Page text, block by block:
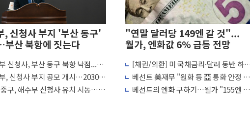
, 신청사 부지 '부산 동구'
산 북항에 짓는다
신청사, 부산 동구 북항 낙점...교
고 기관 밀집
, 신청사 부지 공모 개시…2030년
정
구, 해수부 신청사 유치 시동…주
"연말 달러당 149엔 갈 것"...
월가, 엔화값 6% 급등 전망
[채권/외환] 미 국채금리·달러 동반 하
락…유가 안정에 9월 금리 인상 기대 '후
퇴'
베선트 美재무 "원화 등 亞 통화 안정 위
해 엔화 매수 개입"
베선트의 엔화 구하기…월가 "155엔 못
족구병이 다시 유행합니다.
처, 기업 3만1000곳 경제통계조사
해병대, 한반도 지형서 FPV 공격훈련 공개